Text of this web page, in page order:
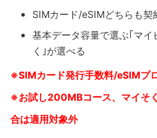
SIMカード/eSIMどちらも契
基本データ容量で選ぶ｢マイ
く｣が選べる
※SIMカード発行手数料/eSIMプ
※お試し200MBコース、マイそ
合は適用対象外